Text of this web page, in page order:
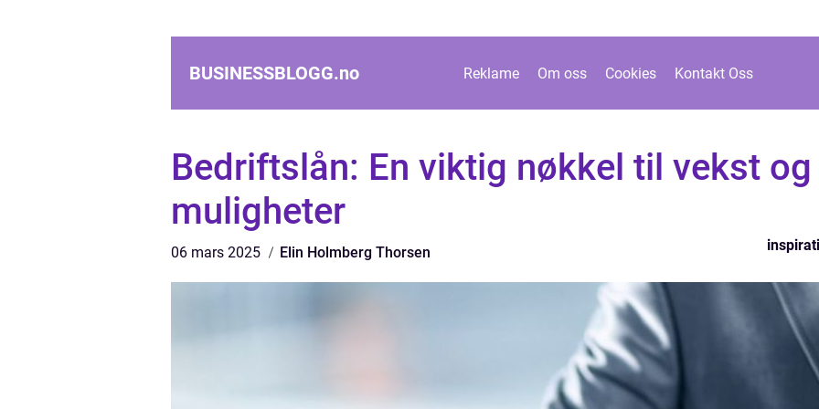
BUSINESSBLOGG.no Reklame Om oss Cookies Kontakt Oss
Bedriftslån: En viktig nøkkel til vekst og
muligheter
06 mars 2025 Elin Holmberg Thorsen